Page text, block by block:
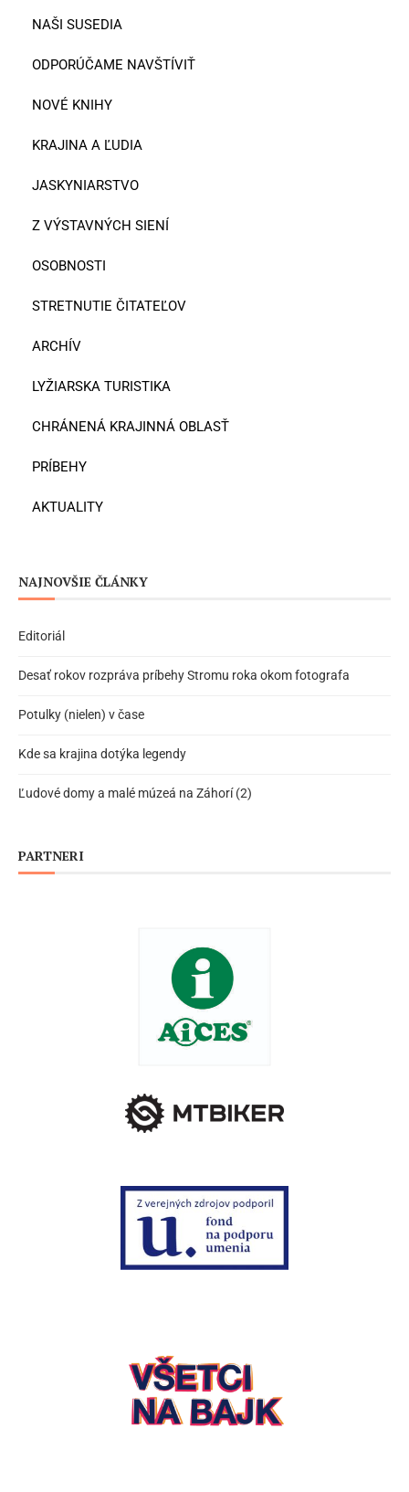
NAŠI SUSEDIA
ODPORÚČAME NAVŠTÍVIŤ
NOVÉ KNIHY
KRAJINA A ĽUDIA
JASKYNIARSTVO
Z VÝSTAVNÝCH SIENÍ
OSOBNOSTI
STRETNUTIE ČITATEĽOV
ARCHÍV
LYŽIARSKA TURISTIKA
CHRÁNENÁ KRAJINNÁ OBLASŤ
PRÍBEHY
AKTUALITY
NAJNOVŠIE ČLÁNKY
Editoriál
Desať rokov rozpráva príbehy Stromu roka okom fotografa
Potulky (nielen) v čase
Kde sa krajina dotýka legendy
Ľudové domy a malé múzeá na Záhorí (2)
PARTNERI